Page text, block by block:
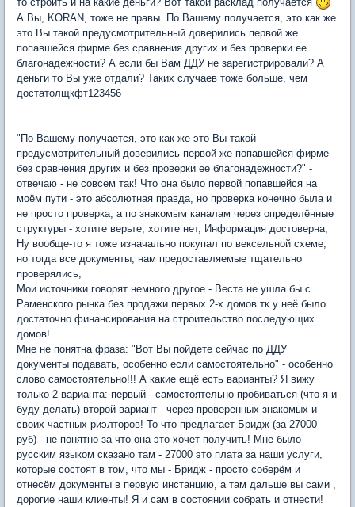
А Вы, KORAN, тоже не правы. По Вашему получается, это как же
это Вы такой предусмотрительный доверились первой же
попавшейся фирме без сравнения других и без проверки ее
благонадежности? А если бы Вам ДДУ не зарегистрировали? А
деньги то Вы уже отдали? Таких случаев тоже больше, чем
достатолщкфт123456
"По Вашему получается, это как же это Вы такой
предусмотрительный доверились первой же попавшейся фирме
без сравнения других и без проверки ее благонадежности?" -
отвечаю - не совсем так! Что она было первой попавшейся на
моём пути - это абсолютная правда, но проверка конечно была и
не просто проверка, а по знакомым каналам через определённые
структуры - хотите верьте, хотите нет, Информация достоверна,
Ну вообще-то я тоже изначально покупал по вексельной схеме,
но тогда все документы, нам предоставляемые тщательно
проверялись,
Мои источники говорят немного другое - Веста не ушла бы с
Раменского рынка без продажи первых 2-х домов тк у неё было
достаточно финансирования на строительство последующих
домов!
Мне не понятна фраза: "Вот Вы пойдете сейчас по ДДУ
документы подавать, особенно если самостоятельно" - особенно
слово самостоятельно!!! А какие ещё есть варианты? Я вижу
только 2 варианта: первый - самостоятельно пробиваться (что я и
буду делать) второй вариант - через проверенных знакомых и
своих частных риэлторов! То что предлагает Бридж (за 27000
руб) - не понятно за что она это хочет получить! Мне было
русским языком сказано там - 27000 это плата за наши услуги,
которые состоят в том, что мы - Бридж - просто соберём и
отнесём документы в первую инстанцию, а там дальше вы сами ,
дорогие наши клиенты! Я и сам в состоянии собрать и отнести!